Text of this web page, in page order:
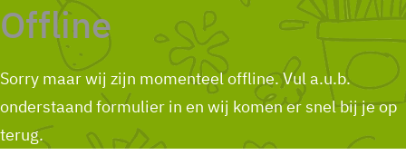
Offline
Sorry maar wij zijn momenteel offline. Vul a.u.b.
onderstaand formulier in en wij komen er snel bij je op
terug.